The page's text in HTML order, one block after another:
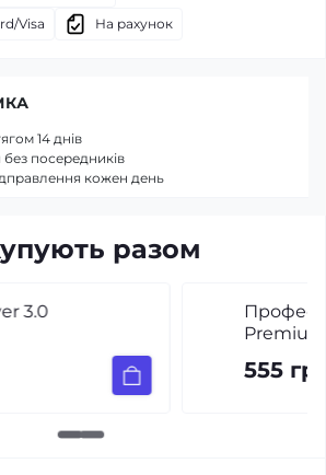
Visa
На рахунок
разом
герметик для фар AMS
14 днів
без посередників
кожен день